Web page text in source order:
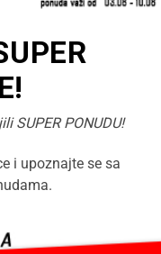
SUPER PONUDU!
i upoznajte se sa